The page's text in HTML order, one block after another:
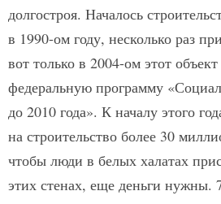
долгостроя. Началось
в 1990-ом году, несколько раз
вот только в 2004-ом этот
федеральную программу
до 2010 года». К началу этого
на строительство более 30
чтобы люди в белых халатах
этих стенах, еще деньги нужны.